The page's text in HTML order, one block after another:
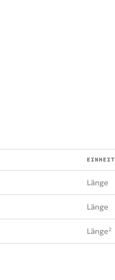
EINHEIT
Länge
Länge
Länge²